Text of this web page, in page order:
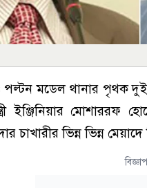
পল্টন মডেল থানার পৃথক
ইঞ্জিনিয়ার মোশাররফ
চাখারীর ভিন্ন ভিন্ন